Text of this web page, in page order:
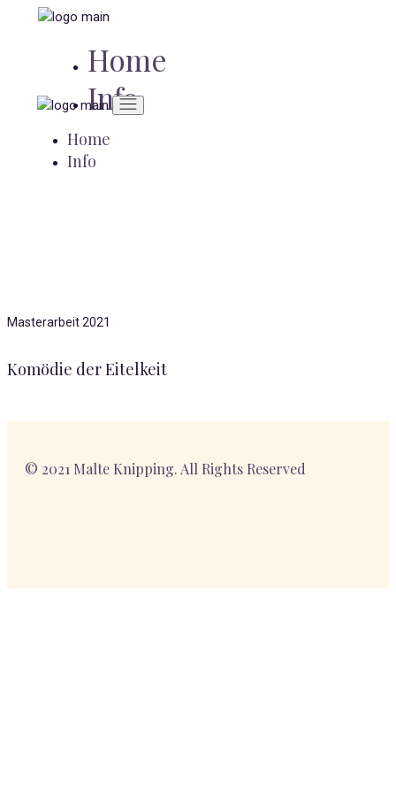
Home
Info
Home
Info
Masterarbeit 2021
Komödie der Eitelkeit
© 2021 Malte Knipping. All Rights Reserved